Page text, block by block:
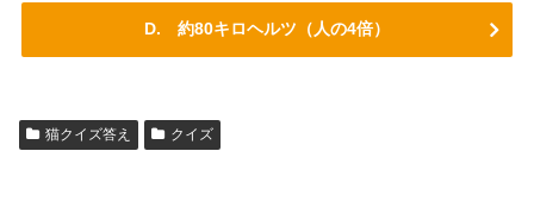
D. 約80キロヘルツ（人の4倍）
猫クイズ答え クイズ